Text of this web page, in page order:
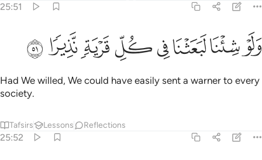
25:51
ولو شينا لبعثنا في كل قرية نذيرا ٥١
وَلَوْ شِئْنَا لَبَعَثْنَا فِى كُلِّ قَرْيَةٍۢ نَّذِيرًۭا ٥١
ﲙﲚﲛﲜﲝﲞﲟﲠ
Had We willed, We could have easily sent a warner to every
society.
Tafsirs Lessons Reflections
25:52